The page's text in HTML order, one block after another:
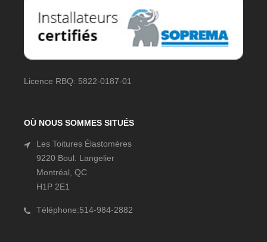
Licence RBQ: 5822-0187-01
OÙ NOUS SOMMES SITUÉS
Les Toitures Élastomères
9220 Boul. Langelier
Montréal, QC
H1P 2E1
Téléphone:514-984-2882